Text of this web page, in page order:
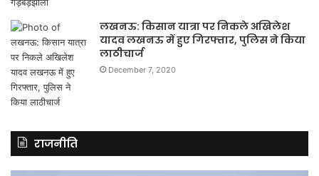
लखनऊ: किसान यात्रा पर निकले अखिलेश
यादव लखनऊ में हुए गिरफ्तार, पुलिस ने किया
लाठीचार्ज
December 7, 2020
राजनीति